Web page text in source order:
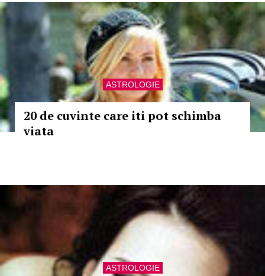
ASTROLOGIE
20 de cuvinte care iti pot schimba
viata
ASTROLOGIE